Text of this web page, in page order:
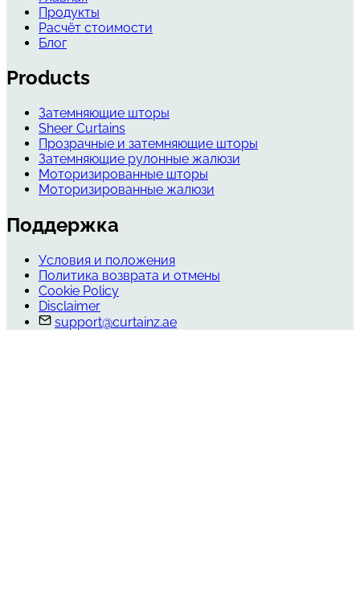
Продукты
Расчёт стоимости
Блог
Products
Затемняющие шторы
Sheer Curtains
Прозрачные и затемняющие шторы
Затемняющие рулонные жалюзи
Моторизированные шторы
Моторизированные жалюзи
Поддержка
Условия и положения
Политика возврата и отмены
Cookie Policy
Disclaimer
support@curtainz.ae